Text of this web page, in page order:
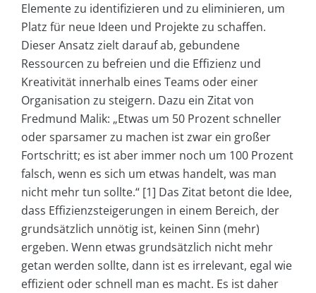
Elemente zu identifizieren und zu eliminieren, um
Platz für neue Ideen und Projekte zu schaffen.
Dieser Ansatz zielt darauf ab, gebundene
Ressourcen zu befreien und die Effizienz und
Kreativität innerhalb eines Teams oder einer
Organisation zu steigern. Dazu ein Zitat von
Fredmund Malik: „Etwas um 50 Prozent schneller
oder sparsamer zu machen ist zwar ein großer
Fortschritt; es ist aber immer noch um 100 Prozent
falsch, wenn es sich um etwas handelt, was man
nicht mehr tun sollte.“ [1] Das Zitat betont die Idee,
dass Effizienzsteigerungen in einem Bereich, der
grundsätzlich unnötig ist, keinen Sinn (mehr)
ergeben. Wenn etwas grundsätzlich nicht mehr
getan werden sollte, dann ist es irrelevant, egal wie
effizient oder schnell man es macht. Es ist daher